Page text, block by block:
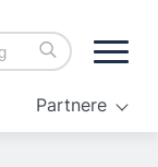
Partnere